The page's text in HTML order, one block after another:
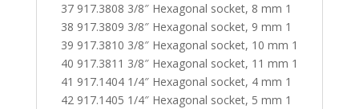
37 917.3808 3/8″ Hexagonal socket, 8 mm 1
38 917.3809 3/8″ Hexagonal socket, 9 mm 1
39 917.3810 3/8″ Hexagonal socket, 10 mm 1
40 917.3811 3/8″ Hexagonal socket, 11 mm 1
41 917.1404 1/4″ Hexagonal socket, 4 mm 1
42 917.1405 1/4″ Hexagonal socket, 5 mm 1